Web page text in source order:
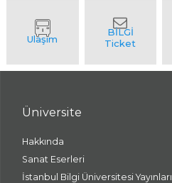
Üniversite
Hakkında
Sanat Eserleri
İstanbul Bilgi Üniversitesi Yayınları